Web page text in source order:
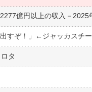
億円以上の収入－2025
すぞ！」←ジャッカスチ
タ